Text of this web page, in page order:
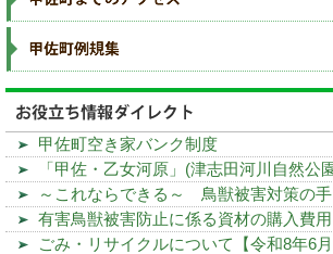
甲佐町空き家バンク制度
「甲佐・乙女河原」(津志田河川自然公
～これならできる～ 鳥獣被害対策の手
有害鳥獣被害防止に係る資材の購入費
ごみ・リサイクルについて【令和8年6月